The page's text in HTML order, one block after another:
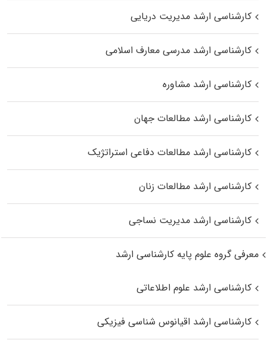
کارشناسی ارشد مدیریت دریایی
کارشناسی ارشد مدرسی معارف اسلامی
کارشناسی ارشد مشاوره
کارشناسی ارشد مطالعات جهان
کارشناسی ارشد مطالعات دفاعی استراتژیک
کارشناسی ارشد مطالعات زنان
کارشناسی ارشد مدیریت نساجی
معرفی گروه علوم پایه کارشناسی ارشد
کارشناسی ارشد علوم اطلاعاتی
کارشناسی ارشد اقیانوس‌ شناسی فیزیکی